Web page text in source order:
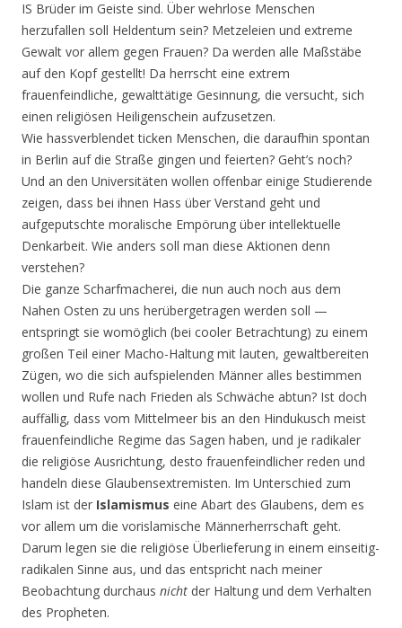
IS Brüder im Geiste sind. Über wehrlose Menschen
herzufallen soll Heldentum sein? Metzeleien und extreme
Gewalt vor allem gegen Frauen? Da werden alle Maßstäbe
auf den Kopf gestellt! Da herrscht eine extrem
frauenfeindliche, gewalttätige Gesinnung, die versucht, sich
einen religiösen Heiligenschein aufzusetzen.
Wie hassverblendet ticken Menschen, die daraufhin spontan
in Berlin auf die Straße gingen und feierten? Geht’s noch?
Und an den Universitäten wollen offenbar einige Studierende
zeigen, dass bei ihnen Hass über Verstand geht und
aufgeputschte moralische Empörung über intellektuelle
Denkarbeit. Wie anders soll man diese Aktionen denn
verstehen?
Die ganze Scharfmacherei, die nun auch noch aus dem
Nahen Osten zu uns herübergetragen werden soll —
entspringt sie womöglich (bei cooler Betrachtung) zu einem
großen Teil einer Macho-Haltung mit lauten, gewaltbereiten
Zügen, wo die sich aufspielenden Männer alles bestimmen
wollen und Rufe nach Frieden als Schwäche abtun? Ist doch
auffällig, dass vom Mittelmeer bis an den Hindukusch meist
frauenfeindliche Regime das Sagen haben, und je radikaler
die religiöse Ausrichtung, desto frauenfeindlicher reden und
handeln diese Glaubensextremisten. Im Unterschied zum
Islam ist der Islamismus eine Abart des Glaubens, dem es
vor allem um die vorislamische Männerherrschaft geht.
Darum legen sie die religiöse Überlieferung in einem einseitig-
radikalen Sinne aus, und das entspricht nach meiner
Beobachtung durchaus nicht der Haltung und dem Verhalten
des Propheten.